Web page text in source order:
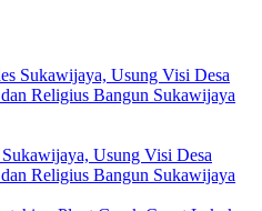
Usung Visi Desa
Religius Bangun Sukawijaya